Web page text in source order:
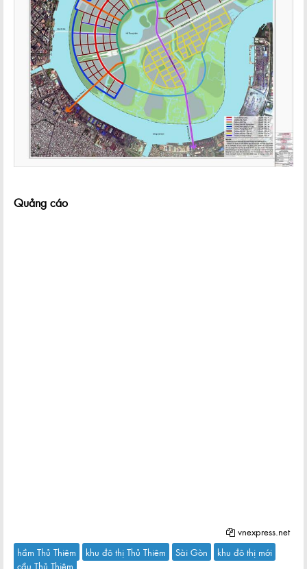
Quảng cáo
vnexpress.net
hầm Thủ Thiêm
khu đô thị Thủ Thiêm Sài Gòn
khu đô thị mới
cầu Thủ Thiêm